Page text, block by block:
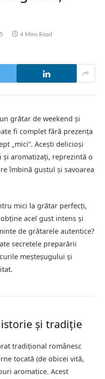
4 Mins Read
grătar de weekend și
fi complet fără prezența
„mici”. Acești delicioși
aromatizați, reprezintă o
îmbină gustul și savoarea
mici la grătar perfecți,
acel gust intens și
de grătarele autentice?
secretele preparării
meșteșugului și
istorie și tradiție
tradițional românesc
tocată (de obicei vită,
aromatice. Acest